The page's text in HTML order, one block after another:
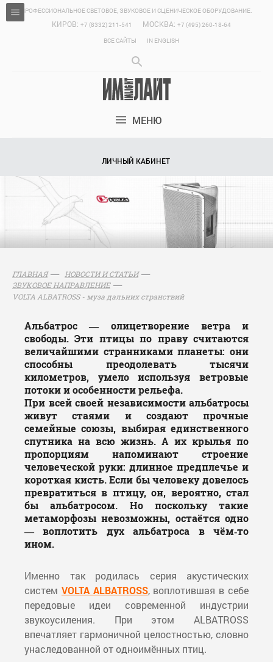
ПРОФЕССИОНАЛЬНОЕ СВЕТОВОЕ, ЗВУКОВОЕ И СЦЕНИЧЕСКОЕ ОБОРУДОВАНИЕ.
КИРОВ: +7 (8332) 211-541 МОСКВА: +7 (495) 260-18-64
ВСЕ САЙТЫ
IN ENGLISH
МЕНЮ
ЛИЧНЫЙ КАБИНЕТ
ГЛАВНАЯ
НОВОСТИ И СТАТЬИ
ЗВУКОВОЕ НАПРАВЛЕНИЕ
VOLTA ALBATROSS - муза дальних странствий
Альбатрос — олицетворение ветра и
свободы. Эти птицы по праву считаются
величайшими странниками планеты: они
способны преодолевать тысячи
километров, умело используя ветровые
потоки и особенности рельефа.
При всей своей независимости альбатросы
живут стаями и создают прочные
семейные союзы, выбирая единственного
спутника на всю жизнь. А их крылья по
пропорциям напоминают строение
человеческой руки: длинное предплечье и
короткая кисть. Если бы человеку довелось
превратиться в птицу, он, вероятно, стал
бы альбатросом. Но поскольку такие
метаморфозы невозможны, остаётся одно
— воплотить дух альбатроса в чём‑то
ином.
Именно так родилась серия акустических
систем VOLTA ALBATROSS, воплотившая в себе
передовые идеи современной индустрии
звукоусиления. При этом ALBATROSS
впечатляет гармоничной целостностью, словно
унаследованной от одноимённых птиц.